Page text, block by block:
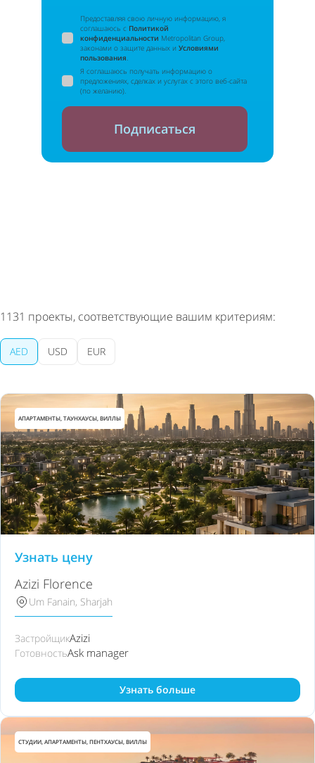
Предоставляя свою личную информацию, я
соглашаюсь с Политикой
конфиденциальности Metropolitan Group,
законами о защите данных и Условиями
пользования.
Я соглашаюсь получать информацию о
предложениях, сделках и услугах с этого веб-сайта
(по желанию).
Подписаться
1131 проекты, соответствующие вашим критериям:
AED USD EUR
АПАРТАМЕНТЫ, ТАУНХАУСЫ, ВИЛЛЫ
Узнать цену
Azizi Florence
Um Fanain, Sharjah
ЗастройщикAzizi
ГотовностьAsk manager
Узнать больше
СТУДИИ, АПАРТАМЕНТЫ, ПЕНТХАУСЫ, ВИЛЛЫ